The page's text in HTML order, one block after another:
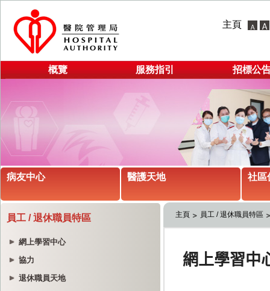
主頁
概覽 服務指引 招標公
病友中心 醫護天地 社區
員工 / 退休職員特區
網上學習中心
協力
退休職員天地
主頁 員工 / 退休職員特區